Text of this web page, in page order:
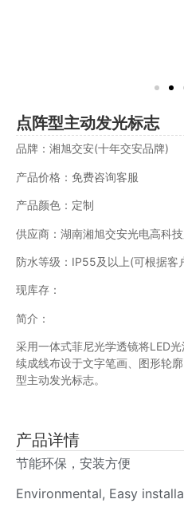
点阵型主动发光标志
品牌：湘旭交安(十年交安品牌)
产品价格：免费咨询客服
产品颜色：定制
供应商：湖南湘旭交安光电高科
防水等级：IP55及以上(可根据客
现库存：
简介：
采用一体式菲尼光学透镜将LED
续成线布设于文字笔画、图形轮
型主动发光标志。
产品详情
节能环保，安装方便
Environmental, Easy